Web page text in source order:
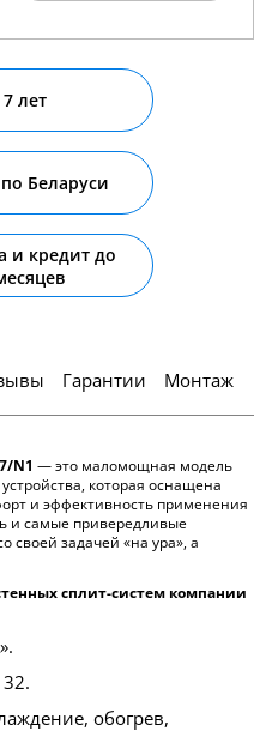
лет
Беларуси
и кредит до
Гарантии Монтаж
N1 — это маломощная модель
которая оснащена
и эффективность применения
и самые привередливые
своей задачей «на ура», а
сплит-систем компании
обогрев,